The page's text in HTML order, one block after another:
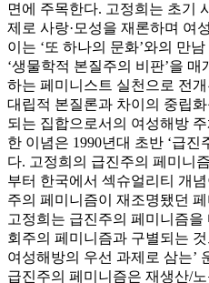
면에 주목한다. 고정희는 초기
제로 사랑·모성을 재론하며 여
이는 ‘또 하나의 문화’와의 만
‘생물학적 본질주의 비판’을
하는 페미니스트 실천으로 전
대립적 본질론과 차이의 중립
되는 집합으로서의 여성해방
한 이념은 1990년대 초반 ‘급진
다. 고정희의 급진주의 페미니
부터 한국에서 섹슈얼리티 개
주의 페미니즘이 재조명됐던
고정희는 급진주의 페미니즘
회주의 페미니즘과 구별되는
여성해방의 우선 과제로 삼는’
급진주의 페미니즘은 재생산/